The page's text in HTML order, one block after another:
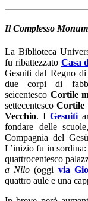
Il Complesso
La Biblioteca
fu ribattezzato Casa
Gesuiti dal Regno
due corpi di
seicentesco Cortile
settecentescoCortile
Vecchio. I Gesuiti
fondare delle
Compagnia del
L’inizio fu in
quattrocentesco
a Nilo (oggi via
quattro aule e una